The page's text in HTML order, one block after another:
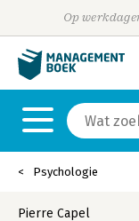
Op
Psychologie
Pierre Capel